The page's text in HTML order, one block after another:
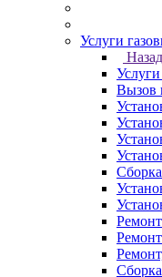
Услуги
Назад
Вызов